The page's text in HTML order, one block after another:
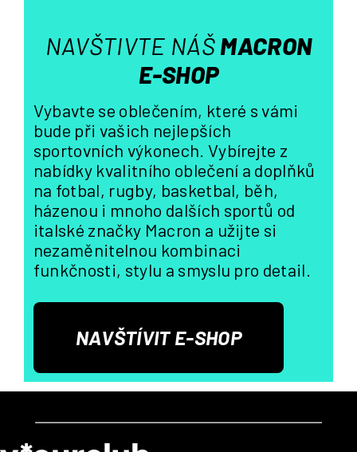
p
i
s
NAVŠTIVTE NÁŠMACRON
E-SHOP
Vybavte se oblečením, které s vámi
bude při vašich nejlepších
sportovních výkonech. Vybírejte z
nabídky kvalitního oblečení a doplňků
na fotbal, rugby, basketbal, běh,
házenou i mnoho dalších sportů od
italské značky Macron a užijte si
nezaměnitelnou kombinaci
funkčnosti, stylu a smyslu pro detail.
NAVŠTÍVIT E-SHOP
á